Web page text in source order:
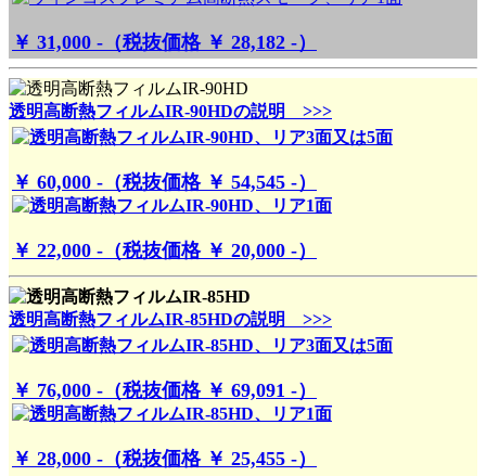
￥ 31,000 -（税抜価格 ￥ 28,182 -）
透明高断熱フィルムIR-90HDの説明 >>>
￥ 60,000 -（税抜価格 ￥ 54,545 -）
￥ 22,000 -（税抜価格 ￥ 20,000 -）
透明高断熱フィルムIR-85HDの説明 >>>
￥ 76,000 -（税抜価格 ￥ 69,091 -）
￥ 28,000 -（税抜価格 ￥ 25,455 -）